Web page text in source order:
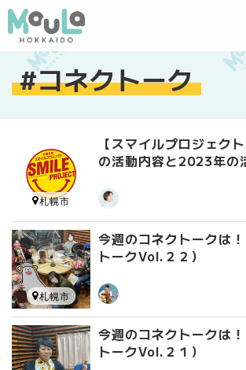
コネクトーク
【スマイルプロジェク
の活動内容と2023年の
札幌市
今週のコネクトークは
トークVol.２２）
札幌市
今週のコネクトークは
トークVol.２１）